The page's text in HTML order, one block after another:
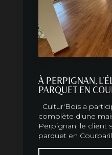
À PERPIGNAN,
PARQUET EN
Cultur'Bois a
complète d'une
Perpignan, le client
parquet en